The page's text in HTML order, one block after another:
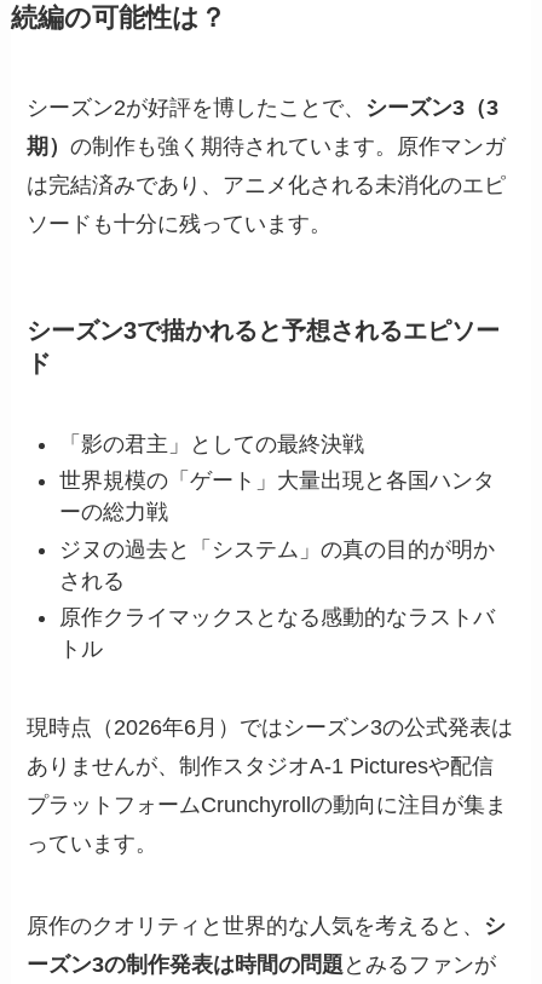
続編の可能性は？
シーズン2が好評を博したことで、 シーズン3（3
期）の制作も強く期待されています。原作マンガ
は完結済みであり、アニメ化される未消化のエピ
ソードも十分に残っています。
シーズン3で描かれると予想されるエピソー
ド
「影の君主」としての最終決戦
世界規模の「ゲート」大量出現と各国ハンタ
ーの総力戦
ジヌの過去と「システム」の真の目的が明か
される
原作クライマックスとなる感動的なラストバ
トル
現時点（2026年6月）ではシーズン3の公式発表は
ありませんが、制作スタジオA-1 Picturesや配信
プラットフォームCrunchyrollの動向に注目が集ま
っています。
原作のクオリティと世界的な人気を考えると、 シ
ーズン3の制作発表は時間の問題 とみるファンが